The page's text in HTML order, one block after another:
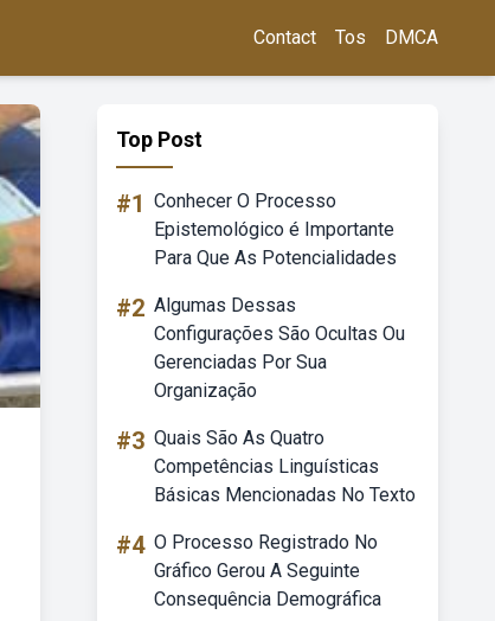
Contact Tos DMCA
Top Post
#1 Conhecer O Processo
Epistemológico é Importante
Para Que As Potencialidades
#2 Algumas Dessas
Configurações São Ocultas Ou
Gerenciadas Por Sua
Organização
#3 Quais São As Quatro
Competências Linguísticas
Básicas Mencionadas No Texto
#4 O Processo Registrado No
Gráfico Gerou A Seguinte
Consequência Demográfica